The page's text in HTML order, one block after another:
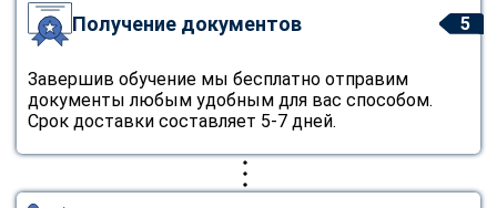
5
Получение документов
Завершив обучение мы бесплатно отправим
документы любым удобным для вас способом.
Срок доставки составляет 5-7 дней.